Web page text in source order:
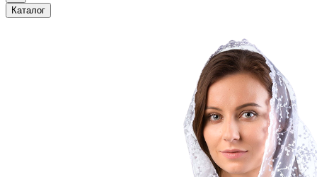
Каталог